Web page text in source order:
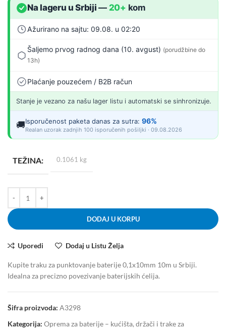
Na lageru u Srbiji — 20+ kom
Ažurirano na sajtu: 09.08. u 02:20
Šaljemo prvog radnog dana (10. avgust) (porudžbine do
13h)
Plaćanje pouzećem / B2B račun
Stanje je vezano za našu lager listu i automatski se sinhronizuje.
🚚Isporučenost paketa danas za sutra: 96%
Realan uzorak zadnjih 100 isporučenih pošiljki · 09.08.2026
TEŽINA 0.1061 kg
DODAJ U KORPU
Uporedi Dodaj u Listu Želja
Kupite traku za punktovanje baterije 0,1x10mm 10m u Srbiji.
Idealna za precizno povezivanje baterijskih ćelija.
Šifra proizvoda: A3298
Kategorija: Oprema za baterije – kućišta, držači i trake za